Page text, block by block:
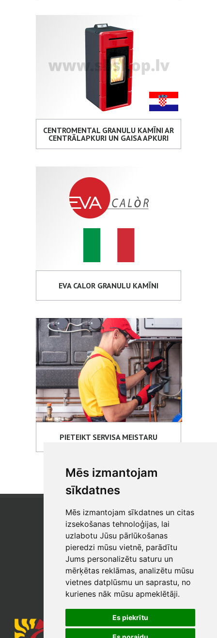
Mēs izmantojam
sīkdatnes
Mēs izmantojam sīkdatnes un citas
izsekošanas tehnoloģijas, lai
uzlabotu Jūsu pārlūkošanas
pieredzi mūsu vietnē, parādītu
Jums personalizētu saturu un
mērķētas reklāmas, analizētu mūsu
vietnes datplūsmu un saprastu, no
kurienes nāk mūsu apmeklētāji.
Es piekrītu
CENTROMENTAL GRANULU KAMĪNI AR
CENTRĀLAPKURI UN GAISA APKURI
EVA CALOR GRANULU KAMĪNI
PIETEIKT SERVISA MEISTARU
SIA "SB"
Reģistrācijas Nr. 40003017954
PVN reģ. Nr.: LV40003017954
Tālrunis: +371 67 813 100
E-pasts:
sb@sbshop.lv
MĀJAS LAPAS ADMINISTRATORS
E-pasts:ainars@sbshop.lv